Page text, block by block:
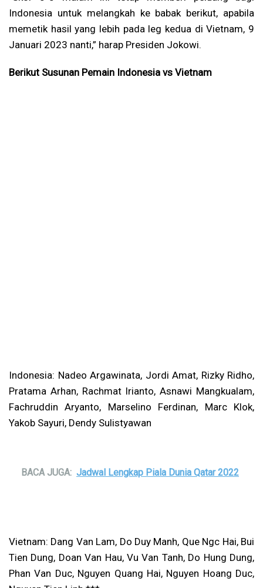
Indonesia untuk melangkah ke babak berikut, apabila
memetik hasil yang lebih pada leg kedua di Vietnam, 9
Januari 2023 nanti,” harap Presiden Jokowi.
Berikut Susunan Pemain Indonesia vs Vietnam
Indonesia: Nadeo Argawinata, Jordi Amat, Rizky Ridho,
Pratama Arhan, Rachmat Irianto, Asnawi Mangkualam,
Fachruddin Aryanto, Marselino Ferdinan, Marc Klok,
Yakob Sayuri, Dendy Sulistyawan
BACA JUGA: Jadwal Lengkap Piala Dunia Qatar 2022
Vietnam: Dang Van Lam, Do Duy Manh, Que Ngc Hai, Bui
Tien Dung, Doan Van Hau, Vu Van Tanh, Do Hung Dung,
Phan Van Duc, Nguyen Quang Hai, Nguyen Hoang Duc,